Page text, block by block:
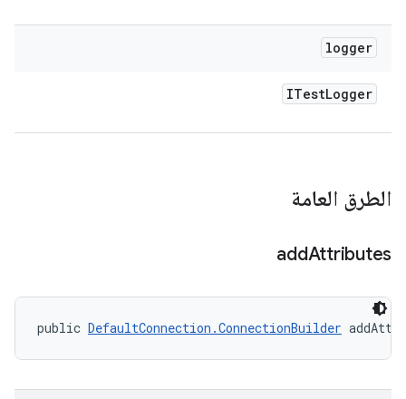
logger
ITestLogger
الطرق العامة
addAttributes
public DefaultConnection.ConnectionBuilder